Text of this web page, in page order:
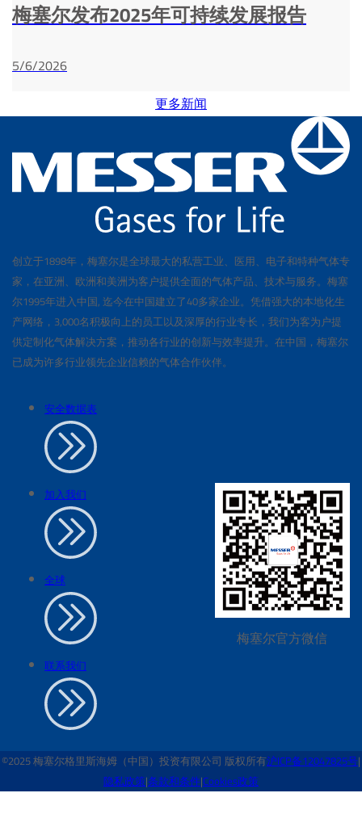
梅塞尔发布2025年可持续发展报告
5/6/2026
更多新闻
创立于1898年，梅塞尔是全球最大的私营工业、医用、电子和特种气体专
家，在亚洲、欧洲和美洲为客户提供全面的气体产品、技术与服务。梅塞
尔1995年进入中国, 迄今在中国建立了40多家企业。凭借强大的本地化生
产网络，3,000名积极向上的员工以及深厚的行业专长，我们为客为户提
供定制化气体解决方案，推动各行业的创新与效率提升。在中国，梅塞尔
已成为许多行业领先企业信赖的气体合作伙伴。
安全数据表
加入我们
全球
联系我们
梅塞尔官方微信
©2025 梅塞尔格里斯海姆（中国）投资有限公司 版权所有沪ICP备12047825号|
隐私政策|条款和条件|Cookies政策